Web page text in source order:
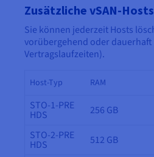
Zusätzliche vSAN-
Sie können jederzeit Hosts
vorübergehend oder
Vertragslaufzeiten).
Host-Typ RAM
STO-1-PRE
HDS 256 GB
STO-2-PRE
HDS 512 GB